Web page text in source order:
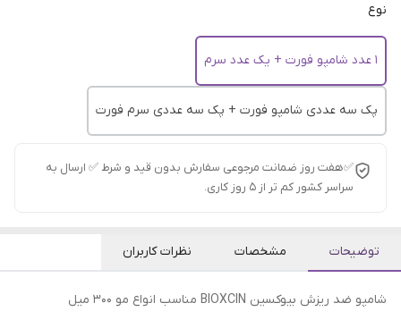
نوع
1 عدد شامپو فورت + یک عدد سرم
پک سه عددی شامپو فورت + پک سه عددی سرم فورت
✅هفت روز ضمانت مرجوعی سفارش بدون قید و شرط ✅ ارسال به
سراسر کشور کم تر از 5 روز کاری.
توضیحات مشخصات نظرات کاربران
شامپو ضد ریزش بیوکسین BIOXCIN مناسب انواع مو 300 میل